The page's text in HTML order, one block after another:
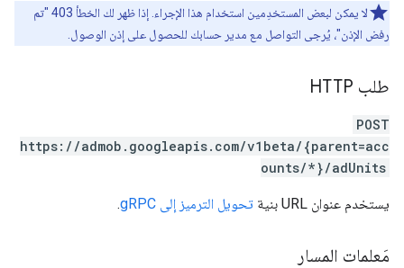
لا يمكن لبعض المستخدِمين استخدام هذا الإجراء. إذا ظهر لك الخطأ 403 "تم
رفض الإذن"، يُرجى التواصل مع مدير حسابك للحصول على إذن الوصول.
طلب HTTP
POST
https://admob.googleapis.com/v1beta/{parent=acc
ounts/*}/adUnits
يستخدم عنوان URL بنية تحويل الترميز إلى gRPC .
مَعلمات المسار